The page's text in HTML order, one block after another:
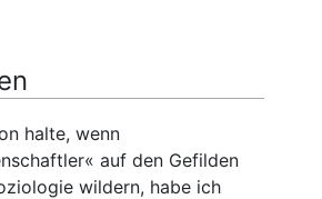
halte, wenn
auf den Gefilden
wildern, habe ich